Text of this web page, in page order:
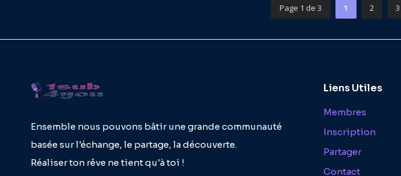
Page 1 de 3 1 2 3
Ensemble nous pouvons bâtir une grande communauté
basée sur l'échange, le partage, la découverte.
Réaliser ton rêve ne tient qu'à toi !
Liens Utiles
Membres
Inscription
Partager
Contact